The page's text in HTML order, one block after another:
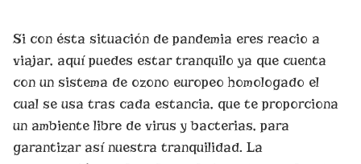
Si con ésta situación de pandemia eres reacio a
viajar, aquí puedes estar tranquilo ya que cuenta
con un sistema de ozono europeo homologado el
cual se usa tras cada estancia, que te proporciona
un ambiente libre de virus y bacterias, para
garantizar así nuestra tranquilidad. La